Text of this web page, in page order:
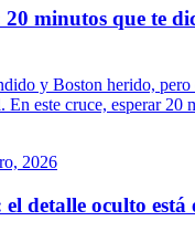
minutos que te
y Boston herido, pero
En este cruce, esperar 20
2026
el detalle oculto está